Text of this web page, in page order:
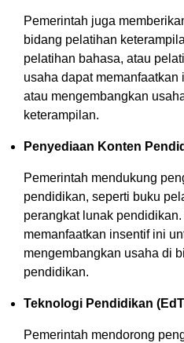
Pemerintah juga
bidang pelatihan
pelatihan bahasa, atau
usaha dapat
atau mengembangkan
keterampilan.
Penyediaan Konten
Pemerintah mendukung
pendidikan, seperti buku
perangkat lunak
memanfaatkan insentif ini
mengembangkan usaha di
pendidikan.
Teknologi Pendidikan
Pemerintah mendorong